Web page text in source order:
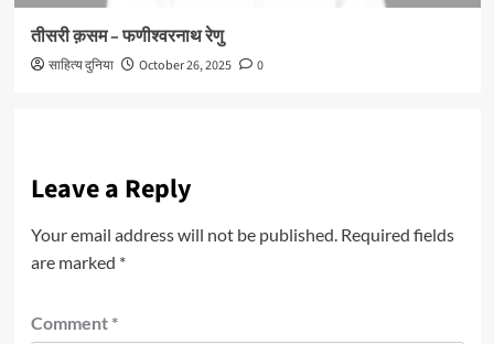
तीसरी क़सम – फणीश्वरनाथ रेणु
साहित्य दुनिया October 26, 2025 0
Leave a Reply
Your email address will not be published. Required fields
are marked *
Comment *